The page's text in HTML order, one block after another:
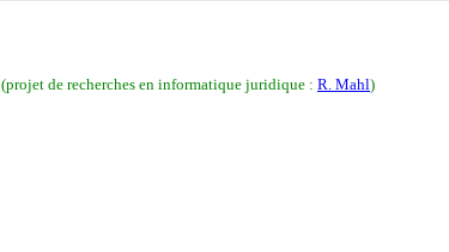
(projet de recherches en informatique juridique : R. Mahl)